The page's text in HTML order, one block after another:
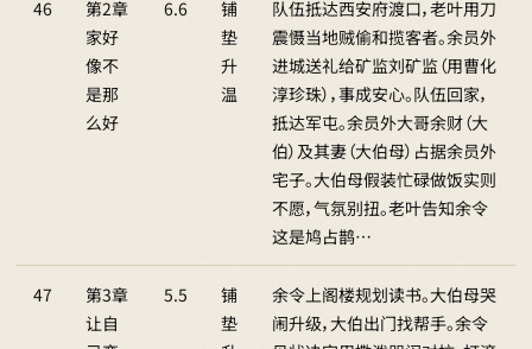
46
第2章
家好
像不
是那
么好
6.6
铺
垫
升
温
队伍抵达西安府渡口，老叶用刀
震慑当地贼偷和揽客者。余员外
进城送礼给矿监刘矿监（用曹化
淳珍珠），事成安心。队伍回家，
抵达军屯。余员外大哥余财（大
伯）及其妻（大伯母）占据余员外
宅子。大伯母假装忙碌做饭实则
不愿，气氛别扭。老叶告知余令
这是鸠占鹊…
47
第3章
让自
5.5
铺
垫
余令上阁楼规划读书。大伯母哭
闹升级，大伯出门找帮手。余令